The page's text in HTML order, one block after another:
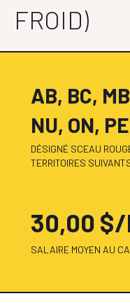
FROID)
AB, BC,
NU, ON,
DÉSIGNÉ SCEAU
TERRITOIRES
30,00 $/
SALAIRE MOYEN AU